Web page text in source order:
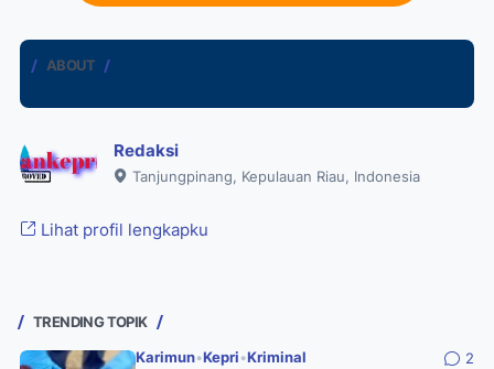
ABOUT
Redaksi
Tanjungpinang, Kepulauan Riau, Indonesia
Lihat profil lengkapku
TRENDING TOPIK
Karimun•Kepri •Kriminal 2